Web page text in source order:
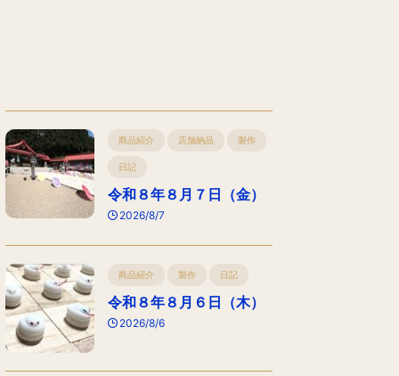
商品紹介 店舗納品 製作
日記
令和８年８月７日（金）
2026/8/7
商品紹介 製作 日記
令和８年８月６日（木）
2026/8/6